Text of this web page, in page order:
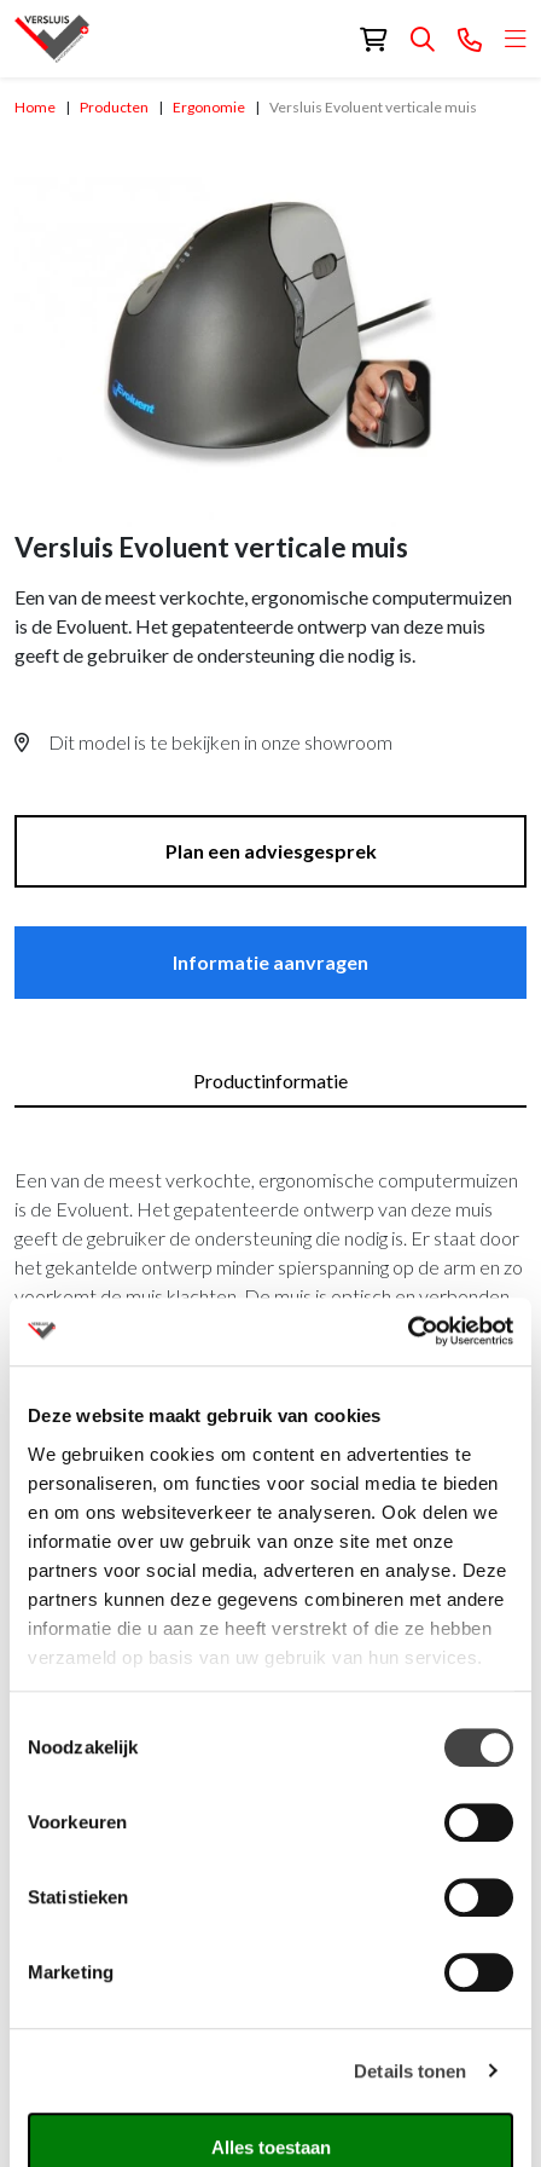
Deze website maakt gebruik van cookies
We gebruiken cookies om content en advertenties te
personaliseren, om functies voor social media te bieden
en om ons websiteverkeer te analyseren. Ook delen we
informatie over uw gebruik van onze site met onze
partners voor social media, adverteren en analyse. Deze
partners kunnen deze gegevens combineren met andere
informatie die u aan ze heeft verstrekt of die ze hebben
verzameld op basis van uw gebruik van hun services.
Noodzakelijk
Voorkeuren
Statistieken
Marketing
Details tonen
Alles toestaan
Home Producten Ergonomie Versluis Evoluent verticale muis
Versluis Evoluent verticale muis
Een van de meest verkochte, ergonomische computermuizen
is de Evoluent. Het gepatenteerde ontwerp van deze muis
geeft de gebruiker de ondersteuning die nodig is.
Dit model is te bekijken in onze showroom
Plan een adviesgesprek
Informatie aanvragen
Productinformatie
Een van de meest verkochte, ergonomische computermuizen
is de Evoluent. Het gepatenteerde ontwerp van deze muis
geeft de gebruiker de ondersteuning die nodig is. Er staat door
het gekantelde ontwerp minder spierspanning op de arm en zo
voorkomt de muis klachten. De muis is optisch en verbonden
met een USB kabel. De muis heeft 3 knoppen en is
www.versluis-kantoorartikelen.nl
Vragen?
Wij staan u graag te woord via de telefoon.
073-8000266
Vario Frame zit sta bureau